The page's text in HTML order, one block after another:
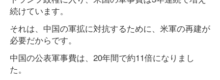
続けています。
それは、中国の軍拡に対抗するために、米軍の再建が
必要だからです。
中国の公表軍事費は、20年間で約11倍になりまし
た。